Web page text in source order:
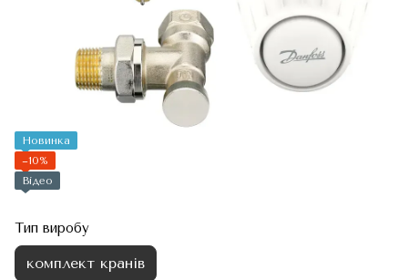
Новинка
−10%
Відео
Тип виробу
комплект кранів